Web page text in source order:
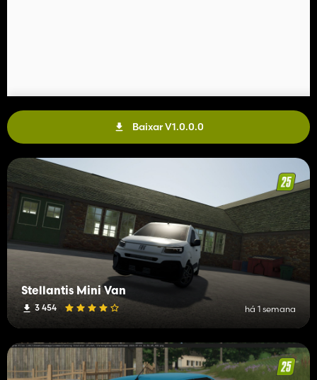
Baixar V1.0.0.0
Stellantis Mini Van
3 454 há 1 semana